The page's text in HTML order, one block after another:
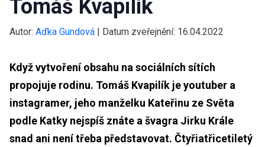
Tomáš Kvapilík
Autor: Aďka Gundová | Datum zveřejnění: 16.04.2022
Když vytvoření obsahu na sociálních sítích
propojuje rodinu. Tomáš Kvapilík je youtuber a
instagramer, jeho manželku Kateřinu ze Světa
podle Katky nejspíš znáte a švagra Jirku Krále
snad ani není třeba představovat. Čtyřiatřicetiletý